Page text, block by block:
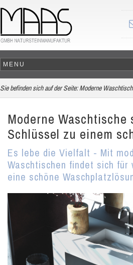
Sie befinden sich auf der Seite: Moderne
Moderne Waschtische
Schlüssel zu einem
Es lebe die Vielfalt - Mit
Waschtischen findet sich für
eine schöne